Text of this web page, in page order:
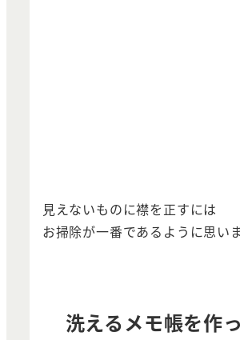
見えないものに襟を正すには
お掃除が一番であるように思い
洗えるメモ帳を作